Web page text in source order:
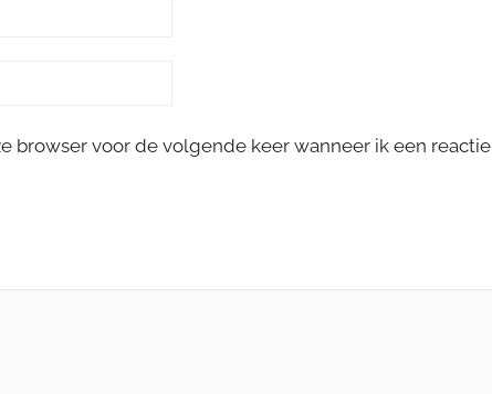
browser voor de volgende keer wanneer ik een reactie